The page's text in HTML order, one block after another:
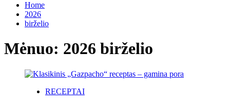
Home
2026
birželio
Mėnuo: 2026 birželio
RECEPTAI